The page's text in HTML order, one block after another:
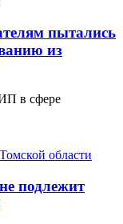
пытались
из
в сфере
подлежит